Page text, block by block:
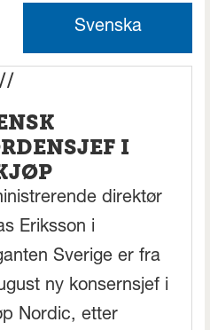
Svenska
I
direktør
Eriksson i
Sverige er fra
ny konsernsjef i
Nordic, etter